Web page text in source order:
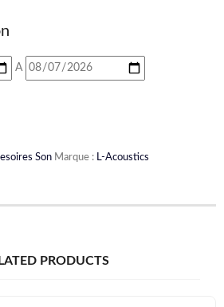
A
Son Marque : L-Acoustics
PRODUCTS